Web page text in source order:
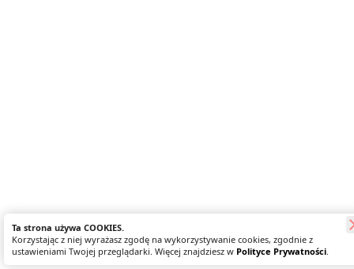
Ta strona używa COOKIES.
Korzystając z niej wyrażasz zgodę na wykorzystywanie cookies, zgodnie z
ustawieniami Twojej przeglądarki. Więcej znajdziesz w Polityce Prywatności.